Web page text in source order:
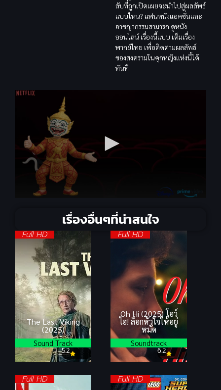
ลับที่ถูกเปิดเผยจะนำไปสู่ผลลัพธ์
แบบไหน? แฟนหนังแอคชั่นและ
อาชญากรรมสามารถ ดูหนัง
ออนไลน์ เรื่องนี้แบบ เต็มเรื่อง
พากย์ไทย เพื่อติดตามผลลัพธ์
ของสงครามในคุกหญิงแห่งนี้ได้
ทันที
เรื่องอื่นๆที่น่าสนใจ
Full HD
The Last Viking
(2025)
5.2
Sound Track
Full HD
Oh Hi (2025) โอว์
ไฮ! ล็อกหัวใจให้อยู่
หมัด
6.2
Soundtrack
Full HD Full HD